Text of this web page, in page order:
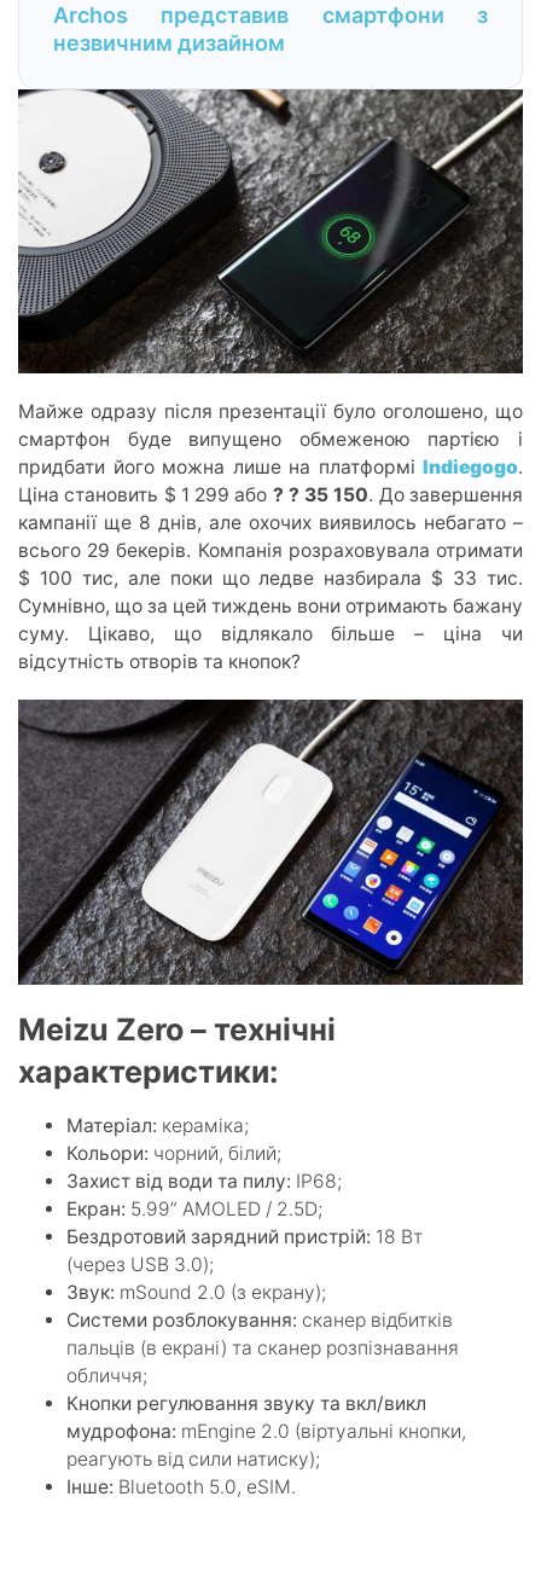
Archos представив смартфони з
незвичним дизайном
Майже одразу після презентації було оголошено, що
смартфон буде випущено обмеженою партією і
придбати його можна лише на платформі Indiegogo.
Ціна становить $ 1 299 або ? ? 35 150. До завершення
кампанії ще 8 днів, але охочих виявилось небагато –
всього 29 бекерів. Компанія розраховувала отримати
$ 100 тис, але поки що ледве назбирала $ 33 тис.
Сумнівно, що за цей тиждень вони отримають бажану
суму. Цікаво, що відлякало більше – ціна чи
відсутність отворів та кнопок?
Meizu Zero – технічні
характеристики:
Матеріал: кераміка;
Кольори: чорний, білий;
Захист від води та пилу: IP68;
Екран: 5.99” AMOLED / 2.5D;
Бездротовий зарядний пристрій: 18 Вт
(через USB 3.0);
Звук: mSound 2.0 (з екрану);
Системи розблокування: сканер відбитків
пальців (в екрані) та сканер розпізнавання
обличчя;
Кнопки регулювання звуку та вкл/викл
мудрофона: mEngine 2.0 (віртуальні кнопки,
реагують від сили натиску);
Інше: Bluetooth 5.0, eSIM.